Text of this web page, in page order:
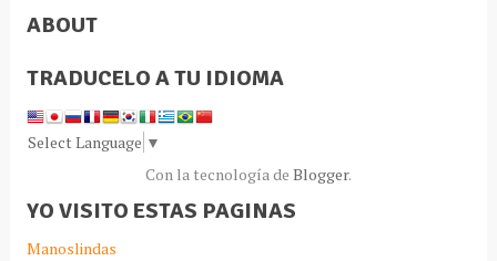
ABOUT
TRADUCELO A TU IDIOMA
Select Language ▼
Con la tecnología de Blogger.
YO VISITO ESTAS PAGINAS
Manoslindas